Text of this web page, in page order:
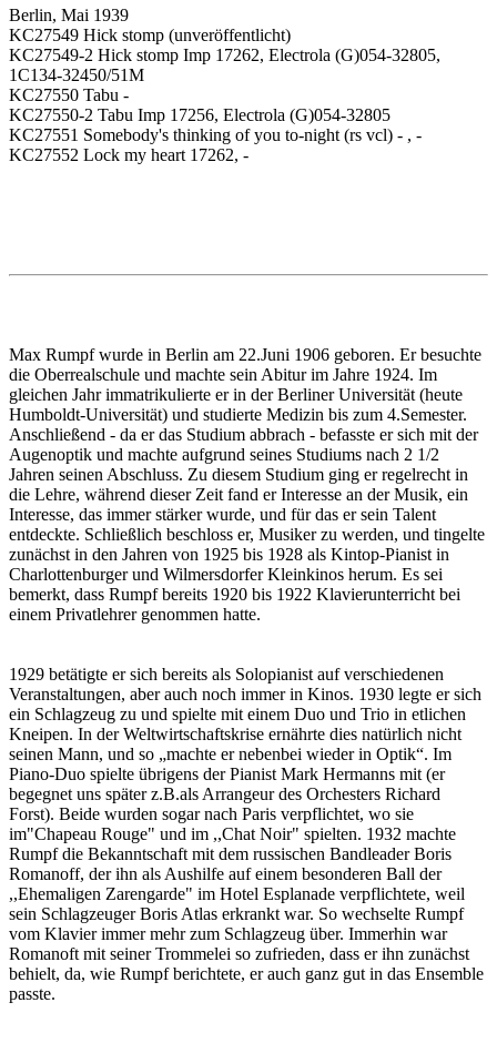
Berlin, Mai 1939
KC27549 Hick stomp (unveröffentlicht)
KC27549-2 Hick stomp Imp 17262, Electrola (G)054-32805,
1C134-32450/51M
KC27550 Tabu -
KC27550-2 Tabu Imp 17256, Electrola (G)054-32805
KC27551 Somebody's thinking of you to-night (rs vcl) - , -
KC27552 Lock my heart 17262, -
Max Rumpf wurde in Berlin am 22.Juni 1906 geboren. Er besuchte
die Oberrealschule und machte sein Abitur im Jahre 1924. Im
gleichen Jahr immatrikulierte er in der Berliner Universität (heute
Humboldt-Universität) und studierte Medizin bis zum 4.Semester.
Anschließend - da er das Studium abbrach - befasste er sich mit der
Augenoptik und machte aufgrund seines Studiums nach 2 1/2
Jahren seinen Abschluss. Zu diesem Studium ging er regelrecht in
die Lehre, während dieser Zeit fand er Interesse an der Musik, ein
Interesse, das immer stärker wurde, und für das er sein Talent
entdeckte. Schließlich beschloss er, Musiker zu werden, und tingelte
zunächst in den Jahren von 1925 bis 1928 als Kintop-Pianist in
Charlottenburger und Wilmersdorfer Kleinkinos herum. Es sei
bemerkt, dass Rumpf bereits 1920 bis 1922 Klavierunterricht bei
einem Privatlehrer genommen hatte.
1929 betätigte er sich bereits als Solopianist auf verschiedenen
Veranstaltungen, aber auch noch immer in Kinos. 1930 legte er sich
ein Schlagzeug zu und spielte mit einem Duo und Trio in etlichen
Kneipen. In der Weltwirtschaftskrise ernährte dies natürlich nicht
seinen Mann, und so „machte er nebenbei wieder in Optik“. Im
Piano-Duo spielte übrigens der Pianist Mark Hermanns mit (er
begegnet uns später z.B.als Arrangeur des Orchesters Richard
Forst). Beide wurden sogar nach Paris verpflichtet, wo sie
im"Chapeau Rouge" und im ,,Chat Noir" spielten. 1932 machte
Rumpf die Bekanntschaft mit dem russischen Bandleader Boris
Romanoff, der ihn als Aushilfe auf einem besonderen Ball der
,,Ehemaligen Zarengarde" im Hotel Esplanade verpflichtete, weil
sein Schlagzeuger Boris Atlas erkrankt war. So wechselte Rumpf
vom Klavier immer mehr zum Schlagzeug über. Immerhin war
Romanoft mit seiner Trommelei so zufrieden, dass er ihn zunächst
behielt, da, wie Rumpf berichtete, er auch ganz gut in das Ensemble
passte.